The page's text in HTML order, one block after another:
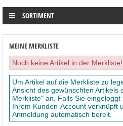
SORTIMENT
MEINE MERKLISTE
Noch keine Artikel in der Merkliste!
Um Artikel auf die Merkliste zu
Ansicht des gewünschten Artikels
Merkliste" an. Falls Sie
Ihrem Kunden-Account verknüpft
Anmeldung automatisch bereit.